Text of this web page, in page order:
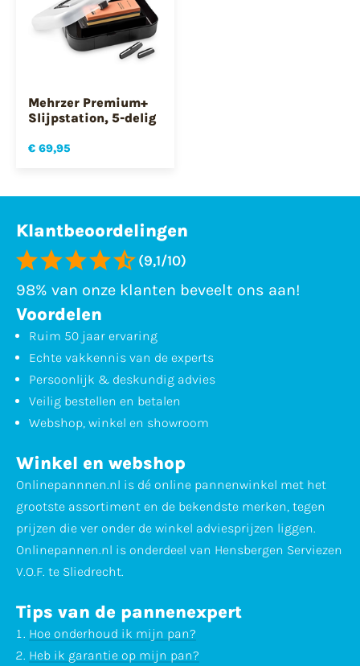
Mehrzer Premium+
Slijpstation, 5-delig
€ 69,95
Klantbeoordelingen
(9,1/10)
98% van onze klanten beveelt ons aan!
Voordelen
Ruim 50 jaar ervaring
Echte vakkennis van de experts
Persoonlijk & deskundig advies
Veilig bestellen en betalen
Webshop, winkel en showroom
Winkel en webshop
Onlinepannnen.nl is dé online pannenwinkel met het
grootste assortiment en de bekendste merken, tegen
prijzen die ver onder de winkel adviesprijzen liggen.
Onlinepannen.nl is onderdeel van Hensbergen Serviezen
V.O.F. te Sliedrecht.
Tips van de pannenexpert
Hoe onderhoud ik mijn pan?
Heb ik garantie op mijn pan?